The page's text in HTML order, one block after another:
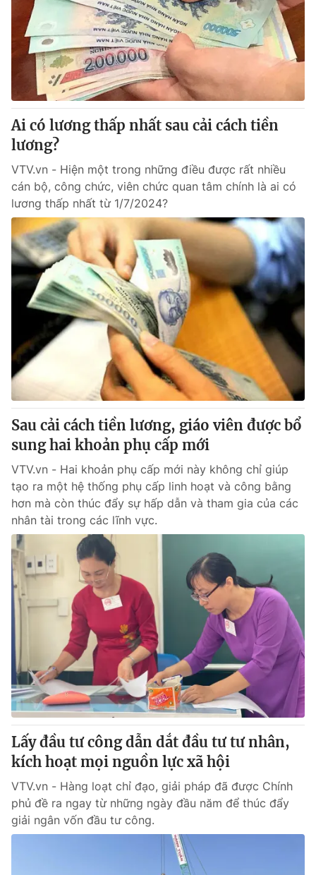
Ai có lương thấp nhất sau cải cách tiền
lương?
VTV.vn - Hiện một trong những điều được rất nhiều
cán bộ, công chức, viên chức quan tâm chính là ai có
lương thấp nhất từ 1/7/2024?
Sau cải cách tiền lương, giáo viên được bổ
sung hai khoản phụ cấp mới
VTV.vn - Hai khoản phụ cấp mới này không chỉ giúp
tạo ra một hệ thống phụ cấp linh hoạt và công bằng
hơn mà còn thúc đẩy sự hấp dẫn và tham gia của các
nhân tài trong các lĩnh vực.
Lấy đầu tư công dẫn dắt đầu tư tư nhân,
kích hoạt mọi nguồn lực xã hội
VTV.vn - Hàng loạt chỉ đạo, giải pháp đã được Chính
phủ đề ra ngay từ những ngày đầu năm để thúc đẩy
giải ngân vốn đầu tư công.